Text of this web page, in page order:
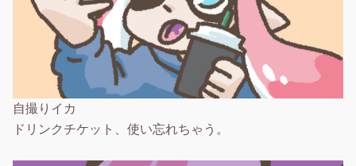
自撮りイカ
ドリンクチケット、使い忘れちゃう。